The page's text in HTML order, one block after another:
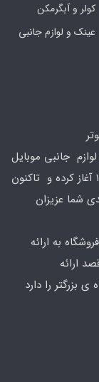
کولر و آبگرمکن
عینک و لوازم جانبی
جانبی موبایل
و کامپیوتر در محدوده که کار خود را از سال ۱۳۸۶ آغاز کرده و تاکنون
شما عزیزان
به ارائه
ارائه
بزرگتر را دارد